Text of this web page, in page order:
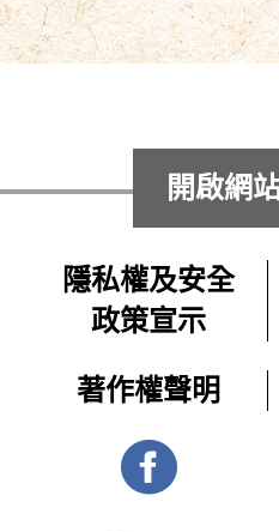
開啟網
隱私權及安全
政策宣示
著作權聲明